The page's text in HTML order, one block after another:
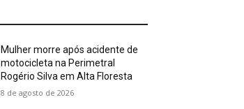
Mulher morre após acidente de
motocicleta na Perimetral
Rogério Silva em Alta Floresta
8 de agosto de 2026